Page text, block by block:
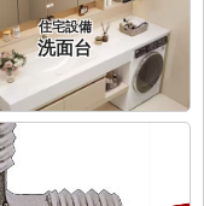
住宅設備
洗面台